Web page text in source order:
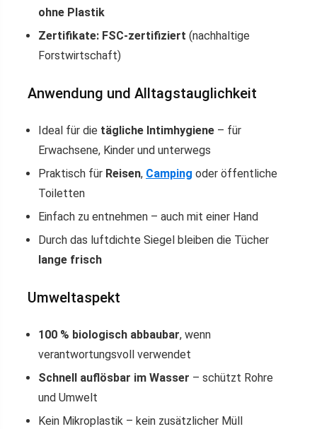
ohne Plastik
Zertifikate: FSC-zertifiziert (nachhaltige
Forstwirtschaft)
Anwendung und Alltagstauglichkeit
Ideal für die tägliche Intimhygiene – für
Erwachsene, Kinder und unterwegs
Praktisch für Reisen, Camping oder öffentliche
Toiletten
Einfach zu entnehmen – auch mit einer Hand
Durch das luftdichte Siegel bleiben die Tücher
lange frisch
Umweltaspekt
100 % biologisch abbaubar, wenn
verantwortungsvoll verwendet
Schnell auflösbar im Wasser – schützt Rohre
und Umwelt
Kein Mikroplastik – kein zusätzlicher Müll